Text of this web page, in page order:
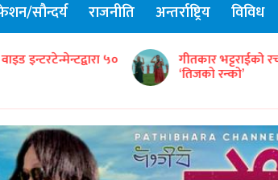
सौन्दर्य राजनीति अन्तर्राष्ट्रिय विविध
रचनामा तिज गीत संजिव सिंह रानाको
गीत ‘तितो छ कि
सार्वजनिक